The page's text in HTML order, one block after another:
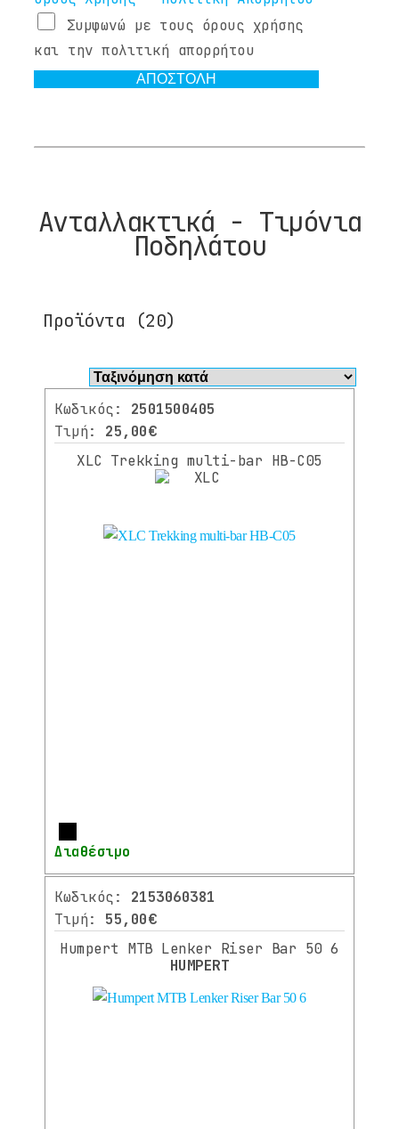
Συμφωνώ με τους όρους χρήσης
και την πολιτική απορρήτου
ΑΠΟΣΤΟΛΗ
Aνταλλακτικά - Τιμόνια
Ποδηλάτου
ΚΑΤΗΓΟΡΊΑ
ΑΝΤΑΛΛΑΚΤΙΚΑ
ΤΙΜΟΝΙΟΥ
ΠΟΤΗΡΙΑ
ΛΑΙΜΟΙ
ΣΕΛΑΣ
ΚΟΛΑΡΑ
Προϊόντα (20)
Κωδικός: 2501500405
Τιμή: 25,00€
XLC Trekking multi-bar HB-C05
Διαθέσιμο
Κωδικός: 2153060381
Τιμή: 55,00€
Humpert MTB Lenker Riser Bar 50 6
HUMPERT